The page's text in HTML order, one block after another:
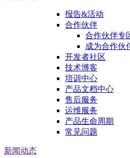
报告&活动
合作伙伴
合作伙伴专
成为合作伙
开发者社区
技术博客
培训中心
产品文档中心
售后服务
运维服务
产品生命周期
常见问题
新闻动态